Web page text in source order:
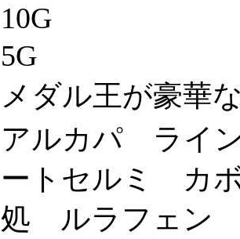
10G
5G
メダル王が豪華
アルカパ ライ
ートセルミ カ
処 ルラフェン